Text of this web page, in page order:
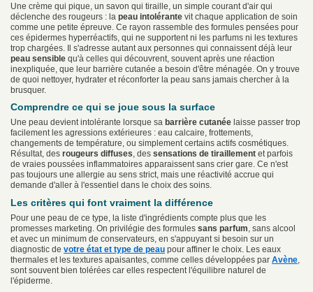
Une crème qui pique, un savon qui tiraille, un simple courant d'air qui
déclenche des rougeurs : la peau intolérante vit chaque application de soin
comme une petite épreuve. Ce rayon rassemble des formules pensées pour
ces épidermes hyperréactifs, qui ne supportent ni les parfums ni les textures
trop chargées. Il s'adresse autant aux personnes qui connaissent déjà leur
peau sensible qu'à celles qui découvrent, souvent après une réaction
inexpliquée, que leur barrière cutanée a besoin d'être ménagée. On y trouve
de quoi nettoyer, hydrater et réconforter la peau sans jamais chercher à la
brusquer.
Comprendre ce qui se joue sous la surface
Une peau devient intolérante lorsque sa barrière cutanée laisse passer trop
facilement les agressions extérieures : eau calcaire, frottements,
changements de température, ou simplement certains actifs cosmétiques.
Résultat, des rougeurs diffuses, des sensations de tiraillement et parfois
de vraies poussées inflammatoires apparaissent sans crier gare. Ce n'est
pas toujours une allergie au sens strict, mais une réactivité accrue qui
demande d'aller à l'essentiel dans le choix des soins.
Les critères qui font vraiment la différence
Pour une peau de ce type, la liste d'ingrédients compte plus que les
promesses marketing. On privilégie des formules sans parfum, sans alcool
et avec un minimum de conservateurs, en s'appuyant si besoin sur un
diagnostic de votre état et type de peau pour affiner le choix. Les eaux
thermales et les textures apaisantes, comme celles développées par Avène,
sont souvent bien tolérées car elles respectent l'équilibre naturel de
l'épiderme.